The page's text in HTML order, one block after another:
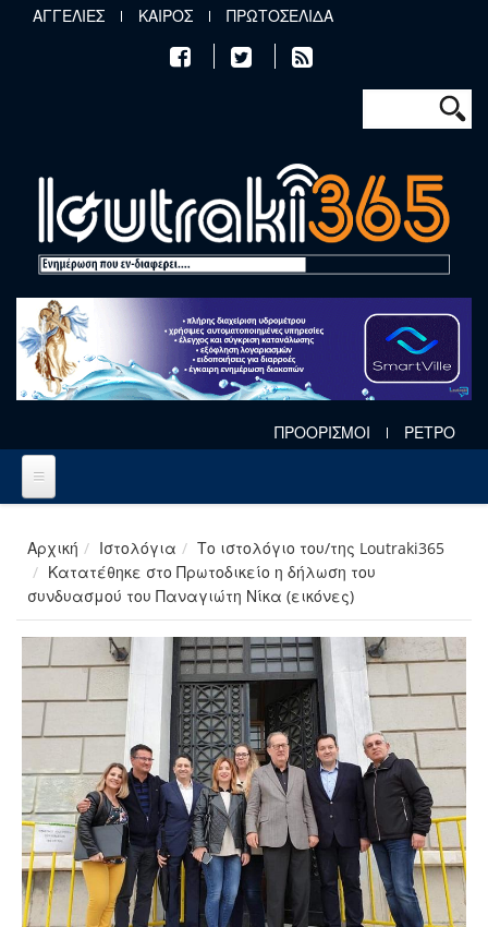
Παράκαμψη προς το κυρίως περιεχόμενο
ΑΓΓΕΛΙΕΣ ΚΑΙΡΟΣ ΠΡΩΤΟΣΕΛΙΔΑ
Φόρμα
Αναζήτηση
ΠΡΟΟΡΙΣΜΟΙ ΡΕΤΡΟ
Αρχική Ιστολόγια
Το ιστολόγιο του/της Loutraki365
Κατατέθηκε στο Πρωτοδικείο η δήλωση του
συνδυασμού του Παναγιώτη Νίκα (εικόνες)